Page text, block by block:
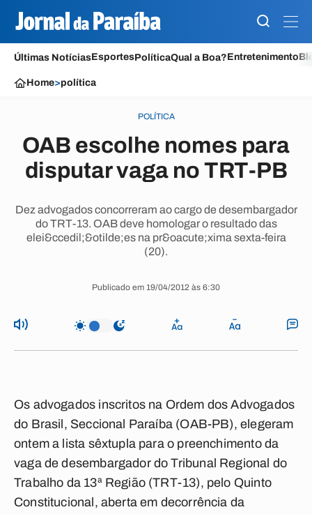
Últimas NotíciasEsportesPolíticaQual a Boa?Entretenimento
Home>política
POLÍTICA
OAB escolhe nomes para
disputar vaga no TRT-PB
Dez advogados concorreram ao cargo de desembargador
do TRT-13. OAB deve homologar o resultado das
elei&ccedil;&otilde;es na pr&oacute;xima sexta-feira
(20).
Publicado em 19/04/2012 às 6:30
Os advogados inscritos na Ordem dos Advogados
do Brasil, Seccional Paraíba (OAB-PB), elegeram
ontem a lista sêxtupla para o preenchimento da
vaga de desembargador do Tribunal Regional do
Trabalho da 13ª Região (TRT-13), pelo Quinto
Constitucional, aberta em decorrência da